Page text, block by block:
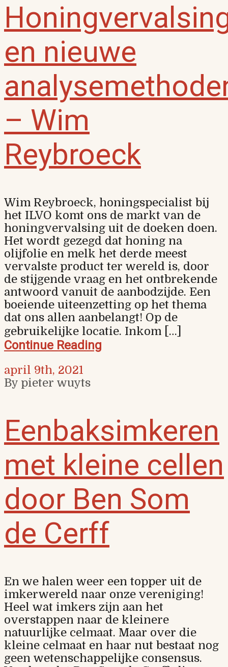
en nieuwe
– Wim
Reybroeck
Wim Reybroeck, honingspecialist bij
het ILVO komt ons de markt van de
honingvervalsing uit de doeken doen.
Het wordt gezegd dat honing na
olijfolie en melk het derde meest
vervalste product ter wereld is, door
de stijgende vraag en het ontbrekende
antwoord vanuit de aanbodzijde. Een
boeiende uiteenzetting op het thema
dat ons allen aanbelangt! Op de
gebruikelijke locatie. Inkom […]
Continue Reading
april 9th, 2021
By pieter wuyts
Eenbaksimkeren
met kleine cellen
door Ben Som
de Cerff
En we halen weer een topper uit de
imkerwereld naar onze vereniging!
Heel wat imkers zijn aan het
overstappen naar de kleinere
natuurlijke celmaat. Maar over die
kleine celmaat en haar nut bestaat nog
geen wetenschappelijke consensus.